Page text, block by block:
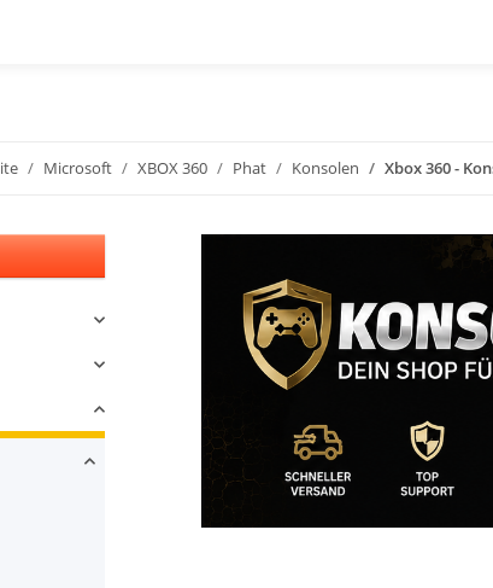
Microsoft XBOX 360 Phat Konsolen Xbox 360 -